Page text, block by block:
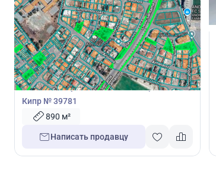
€365 000
Земельный участок
Земельный участок 890м2 в Ларнака,
Кипр № 39781
890 м²
Написать продавцу